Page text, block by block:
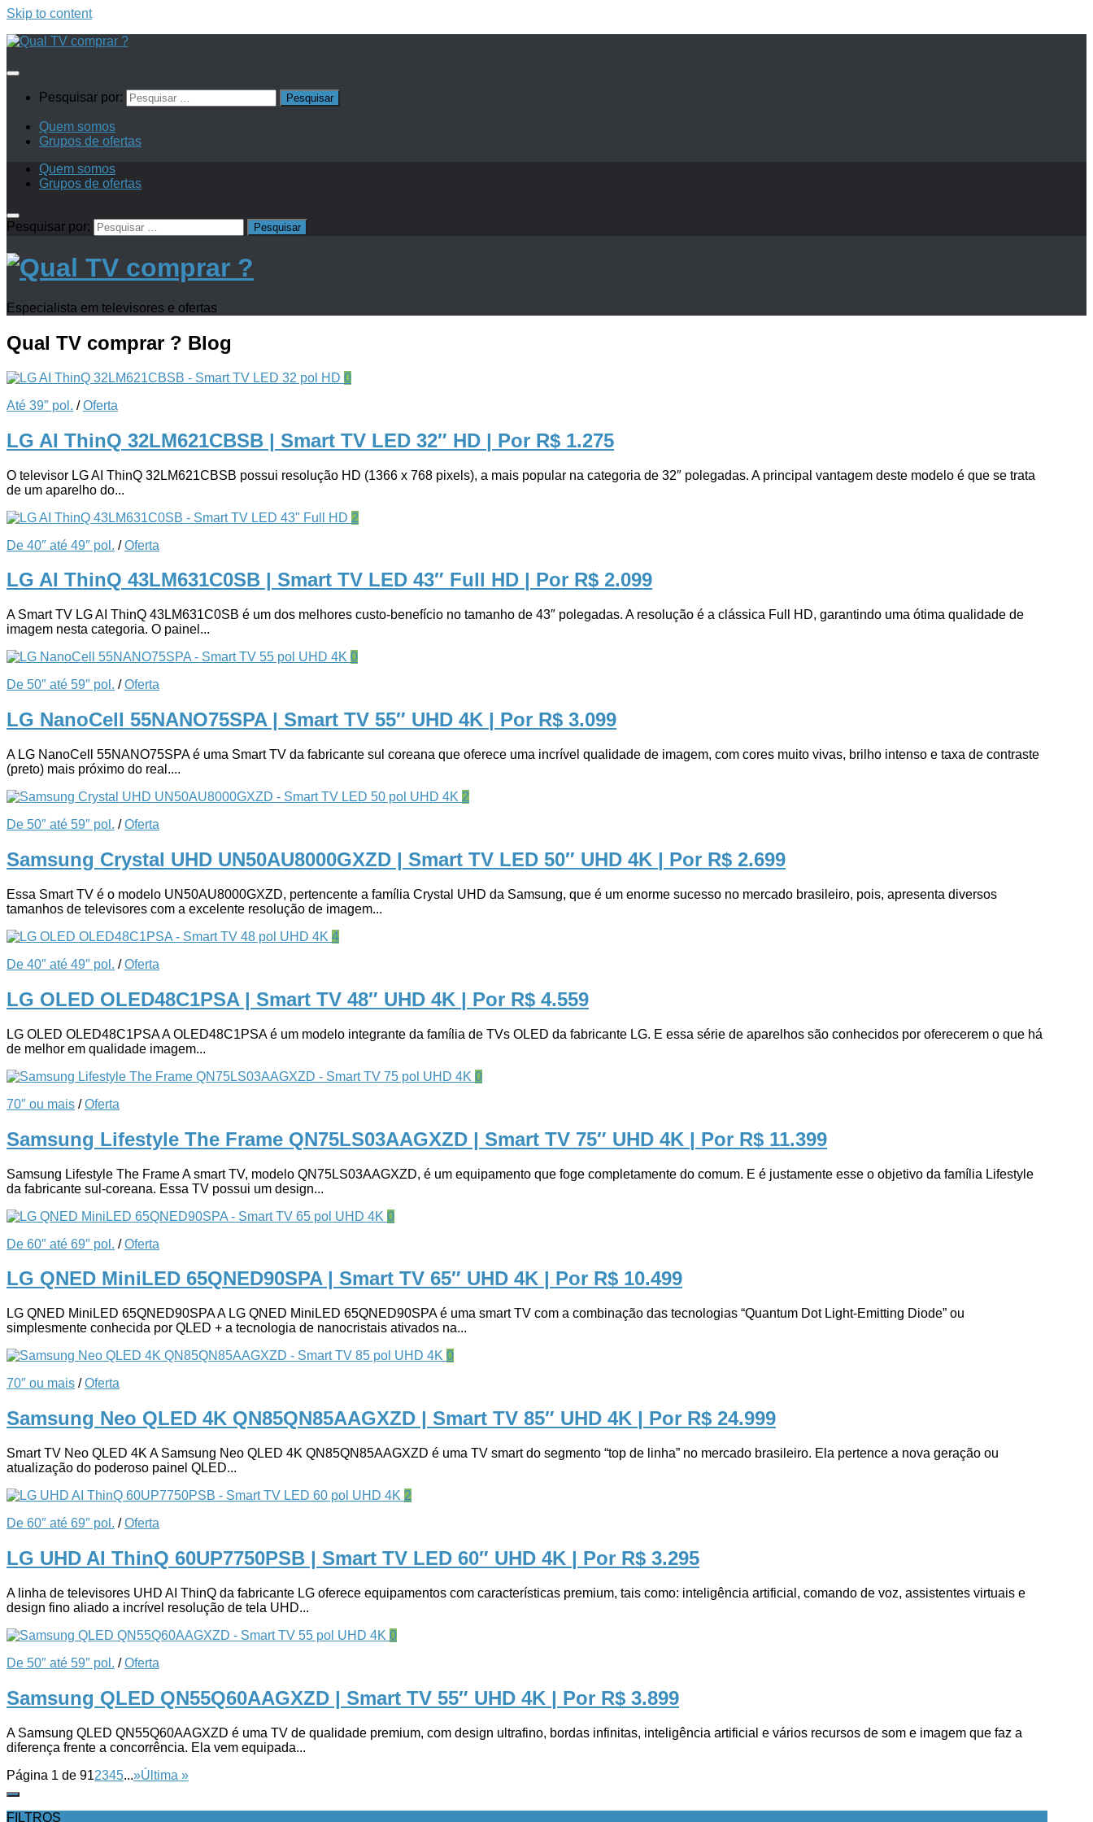
Skip to content
Pesquisar por:
Quem somos
Grupos de ofertas
Quem somos
Grupos de ofertas
Pesquisar por:
Especialista em televisores e ofertas
Qual TV comprar ? Blog
0
Até 39″ pol. /Oferta
LG AI ThinQ 32LM621CBSB | Smart TV LED 32″ HD | Por R$ 1.275
O televisor LG AI ThinQ 32LM621CBSB possui resolução HD (1366 x 768 pixels), a mais popular na categoria de 32″ polegadas. A principal vantagem deste modelo é que se trata
de um aparelho do...
2
De 40″ até 49″ pol. /Oferta
LG AI ThinQ 43LM631C0SB | Smart TV LED 43″ Full HD | Por R$ 2.099
A Smart TV LG AI ThinQ 43LM631C0SB é um dos melhores custo-benefício no tamanho de 43″ polegadas. A resolução é a clássica Full HD, garantindo uma ótima qualidade de
imagem nesta categoria. O painel...
0
De 50″ até 59″ pol. /Oferta
LG NanoCell 55NANO75SPA | Smart TV 55″ UHD 4K | Por R$ 3.099
A LG NanoCell 55NANO75SPA é uma Smart TV da fabricante sul coreana que oferece uma incrível qualidade de imagem, com cores muito vivas, brilho intenso e taxa de contraste
(preto) mais próximo do real....
2
De 50″ até 59″ pol. /Oferta
Samsung Crystal UHD UN50AU8000GXZD | Smart TV LED 50″ UHD 4K | Por R$ 2.699
Essa Smart TV é o modelo UN50AU8000GXZD, pertencente a família Crystal UHD da Samsung, que é um enorme sucesso no mercado brasileiro, pois, apresenta diversos
tamanhos de televisores com a excelente resolução de imagem...
4
De 40″ até 49″ pol. /Oferta
LG OLED OLED48C1PSA | Smart TV 48″ UHD 4K | Por R$ 4.559
LG OLED OLED48C1PSA A OLED48C1PSA é um modelo integrante da família de TVs OLED da fabricante LG. E essa série de aparelhos são conhecidos por oferecerem o que há
de melhor em qualidade imagem...
0
70″ ou mais /Oferta
Samsung Lifestyle The Frame QN75LS03AAGXZD | Smart TV 75″ UHD 4K | Por R$ 11.399
Samsung Lifestyle The Frame A smart TV, modelo QN75LS03AAGXZD, é um equipamento que foge completamente do comum. E é justamente esse o objetivo da família Lifestyle
da fabricante sul-coreana. Essa TV possui um design...
0
De 60″ até 69″ pol. /Oferta
LG QNED MiniLED 65QNED90SPA | Smart TV 65″ UHD 4K | Por R$ 10.499
LG QNED MiniLED 65QNED90SPA A LG QNED MiniLED 65QNED90SPA é uma smart TV com a combinação das tecnologias “Quantum Dot Light-Emitting Diode” ou
simplesmente conhecida por QLED + a tecnologia de nanocristais ativados na...
0
70″ ou mais /Oferta
Samsung Neo QLED 4K QN85QN85AAGXZD | Smart TV 85″ UHD 4K | Por R$ 24.999
Smart TV Neo QLED 4K A Samsung Neo QLED 4K QN85QN85AAGXZD é uma TV smart do segmento “top de linha” no mercado brasileiro. Ela pertence a nova geração ou
atualização do poderoso painel QLED...
2
De 60″ até 69″ pol. /Oferta
LG UHD AI ThinQ 60UP7750PSB | Smart TV LED 60″ UHD 4K | Por R$ 3.295
A linha de televisores UHD AI ThinQ da fabricante LG oferece equipamentos com características premium, tais como: inteligência artificial, comando de voz, assistentes virtuais e
design fino aliado a incrível resolução de tela UHD...
0
De 50″ até 59″ pol. /Oferta
Samsung QLED QN55Q60AAGXZD | Smart TV 55″ UHD 4K | Por R$ 3.899
A Samsung QLED QN55Q60AAGXZD é uma TV de qualidade premium, com design ultrafino, bordas infinitas, inteligência artificial e vários recursos de som e imagem que faz a
diferença frente a concorrência. Ela vem equipada...
Página 1 de 912345...»Última »
FILTROS